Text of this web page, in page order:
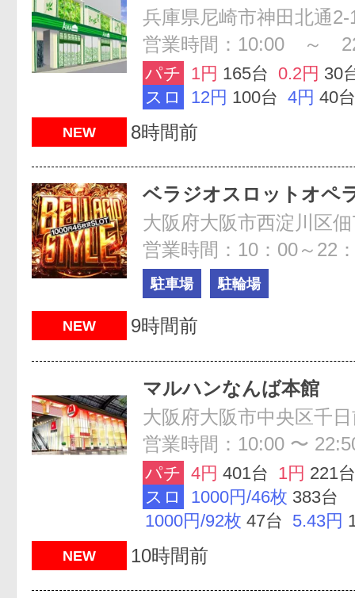
兵庫県尼崎市神田北通2-
営業時間：10:00 ～
パチ 1円 165台 0.2円 30
スロ
12円 100台 4円 40台
NEW 8時間前
ベラジオスロットオペ
大阪府大阪市西淀川区
営業時間：10：00～22
駐車場 駐輪場
NEW 9時間前
マルハンなんば本館
営業時間：10:00 〜
パチ 4円 401台 1円 221台
スロ
1000円/46枚 383台
1000円/92枚 47台 5.43円
NEW 10時間前